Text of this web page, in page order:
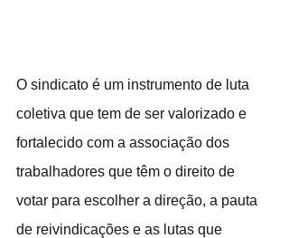
O sindicato é um instrumento de luta
coletiva que tem de ser valorizado e
fortalecido com a associação dos
trabalhadores que têm o direito de
votar para escolher a direção, a pauta
de reivindicações e as lutas que